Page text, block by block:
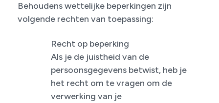
Behoudens wettelijke beperkingen zijn
volgende rechten van toepassing:
Recht op beperking
Als je de juistheid van de
persoonsgegevens betwist, heb je
het recht om te vragen om de
verwerking van je